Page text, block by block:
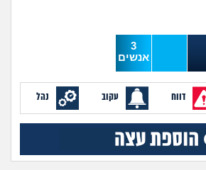
חברים ואנשים
בית, שכנים ושותפים
מה שעובר עליי
3
אנשים
דווח עקוב נהל